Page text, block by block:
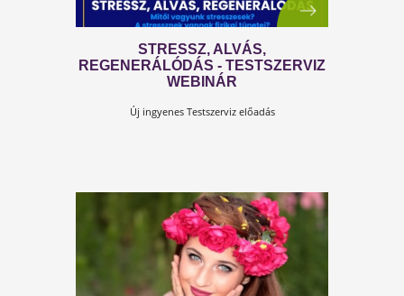
FRANCIAÁGY A HÁLÓSZOBÁBAN
MILYEN KERETET VÁLASSZUNK?
A háló az egyik legfontosabb helyiség az ember